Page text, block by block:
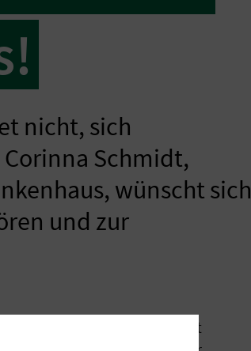
nicht, sich
Schmidt,
wünscht sich
und zur
redet gleichzeitig komplett